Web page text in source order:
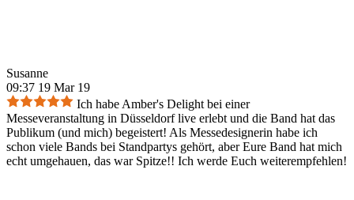
Susanne
09:37 19 Mar 19
Ich habe Amber's Delight bei einer
Messeveranstaltung in Düsseldorf live erlebt und die Band hat das
Publikum (und mich) begeistert! Als Messedesignerin habe ich
schon viele Bands bei Standpartys gehört, aber Eure Band hat mich
echt umgehauen, das war Spitze!! Ich werde Euch weiterempfehlen!